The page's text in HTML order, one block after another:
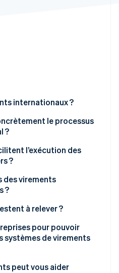
internationaux ?
le processus
?
l’exécution des
?
bancaire
intégrées
des virements
?
à relever ?
de change
pour pouvoir
systèmes de virements
peut vous aider